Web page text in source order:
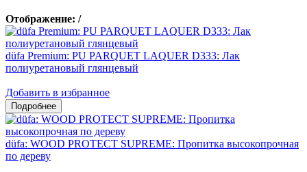
Отображение: /
düfa Premium: PU PARQUET LAQUER D333: Лак
полиуретановый глянцевый
Добавить в избранное
düfa: WOOD PROTECT SUPREME: Пропитка высокопрочная
по дереву